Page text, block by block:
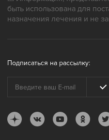
быть использована для
назначения лечения и не
Подписаться на рассылку: